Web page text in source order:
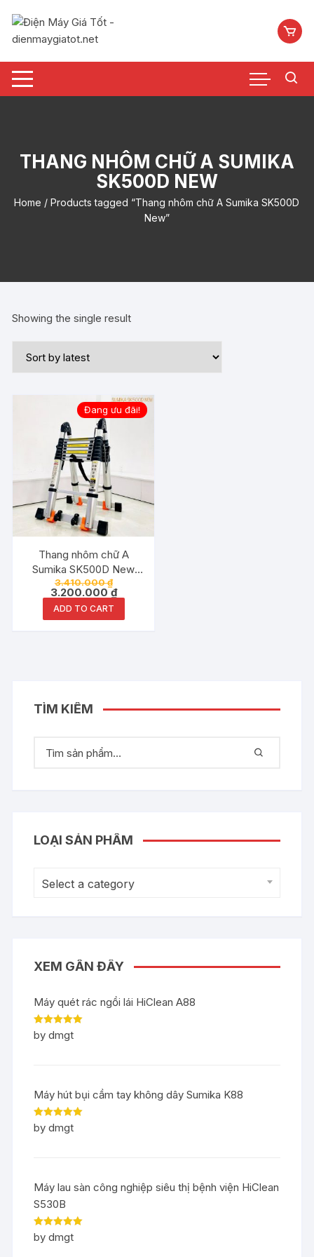
nội
THANG NHÔM CHỮ A SUMIKA
SK500D NEW
Home / Products tagged “Thang nhôm chữ A Sumika SK500D
New”
Showing the single result
Đang ưu đãi!
Thang nhôm chữ A
Sumika SK500D New
2.5Met chữ I 5.0Met
3.410.000₫
3.200.000 ₫
ADD TO CART
TÌM KIẾM
LOẠI SẢN PHẨM
Select a category
XEM GẦN ĐÂY
Máy quét rác ngồi lái HiClean A88
Rated5out
of 5
by dmgt
Máy hút bụi cầm tay không dây Sumika K88
Rated5out
of 5
by dmgt
Máy lau sàn công nghiệp siêu thị bệnh viện HiClean
S530B
Rated5out
of 5
by dmgt